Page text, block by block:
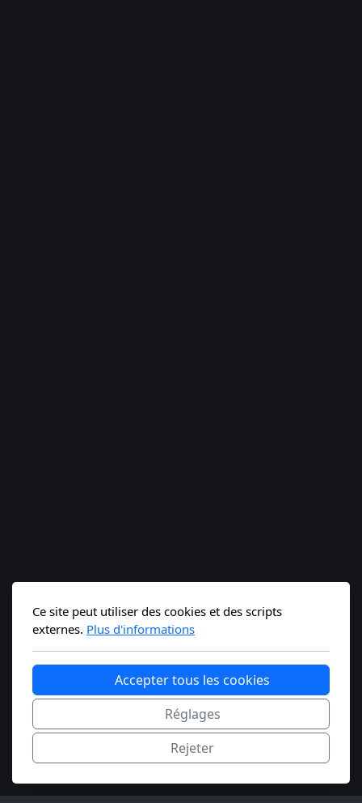
Ce site peut utiliser des cookies et des scripts
externes. Plus d'informations
Accepter tous les cookies
Réglages
Rejeter